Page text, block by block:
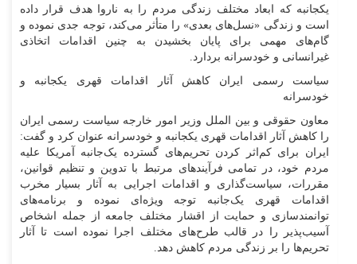
یکجانبه که ابعاد مختلف زندگی مردم را به ناروا هدف قرار داده
است و زندگی «نسل‌های بعدی» را متأثر می‌کند، توجه جدی نموده و
گام‌های مهمی برای پایان بخشیدن به چنین اقدامات اتخاذی
غیرانسانی و خودسرانه بردارد.
سیاست رسمی ایران کاهش آثار اقدامات قهری یکجانبه و
خودسرانه
معاون حقوقی و بین الملل وزیر امور خارجه سیاست رسمی ایران
را کاهش آثار اقدامات قهری یکجانبه و خودسرانه عنوان کرد و گفت:
ایران برای کم‌اثر کردن تحریم‌های گسترده یک‌جانبه آمریکا علیه
مردم خود، در تمامی فرآیند‌های مرتبط با تدوین و تنظیم قوانین،
مقررات، سیاست‌گذاری و اقدامات اجرایی به آثار بسیار مخرب
اقدامات قهری یک‌جانبه توجه ویژه‌ای نموده و برنامه‌های
توانمندسازی و حمایت از اقشار مختلف جامعه از جمله اشخاص
آسیب‌پذیر را در قالب طرح‌های مختلف اجرا نموده است تا آثار
تحریم‌ها را بر زندگی مردم کاهش دهد.